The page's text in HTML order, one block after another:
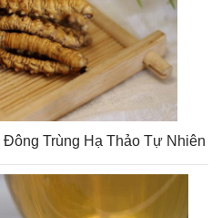
Trùng Hạ Thảo Tự Nhiên